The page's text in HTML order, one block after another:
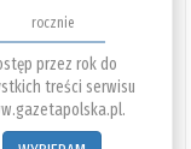
rocznie
przez rok do
treści serwisu